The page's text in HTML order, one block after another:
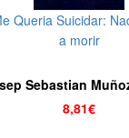
Queria Suicidar:
a morir
Sebastian
8,81€